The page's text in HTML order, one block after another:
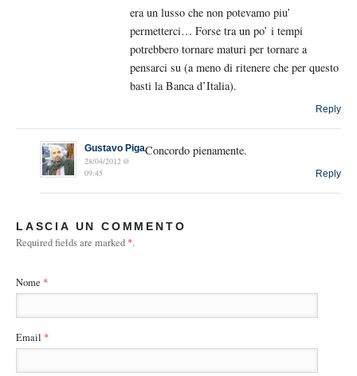
era un lusso che non potevamo piu’
permetterci… Forse tra un po’ i tempi
potrebbero tornare maturi per tornare a
pensarci su (a meno di ritenere che per questo
basti la Banca d’Italia).
Reply
Gustavo Piga
28/04/2012 @
09:45
Concordo pienamente.
Reply
LASCIA UN COMMENTO
Required fields are marked *.
Nome *
Email *